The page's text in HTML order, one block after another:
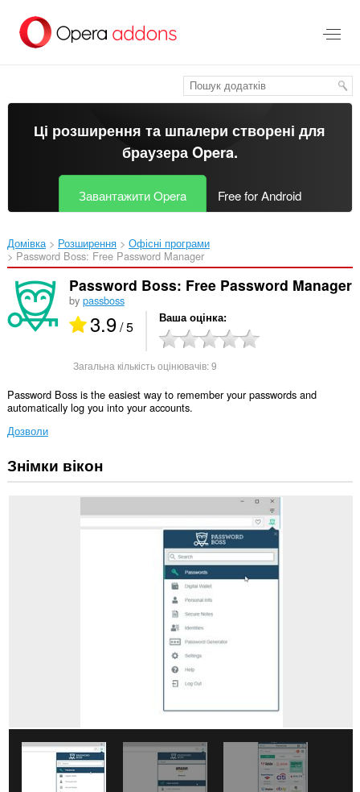
основного
Ці розширення та шпалери створені для
браузера Opera.
Завантажити Opera Free for Android
Домівка Розширення
Офісні програми
Password Boss: Free Password Manager‎
Password Boss: Free Password Manager
by passboss
3.9/ 5 Ваша оцінка
Загальна кількість оцінювачів:9
Password Boss is the easiest way to remember your passwords and
automatically log you into your accounts.
Дозволи
Це
розширення
доступ
Знімки вікон